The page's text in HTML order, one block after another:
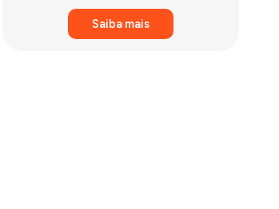
Saiba mais